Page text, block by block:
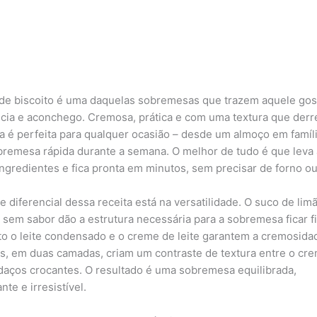
biscoito é uma daquelas sobremesas que trazem aquele
e aconchego. Cremosa, prática e com uma textura que
é perfeita para qualquer ocasião – desde um almoço em
rápida durante a semana. O melhor de tudo é que leva
e fica pronta em minutos, sem precisar de forno
diferencial dessa receita está na versatilidade. O suco de
sabor dão a estrutura necessária para a sobremesa ficar
o leite condensado e o creme de leite garantem a
em duas camadas, criam um contraste de textura entre o
crocantes. O resultado é uma sobremesa equilibrada,
e irresistível.